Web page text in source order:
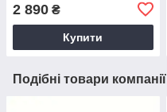
Пуровер dripper
2 890 ₴
Купити
Подібні товари компанії